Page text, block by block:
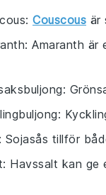
: Couscous är
: Amaranth
:
:
: Sojasås tillför
: Havssalt kan ge